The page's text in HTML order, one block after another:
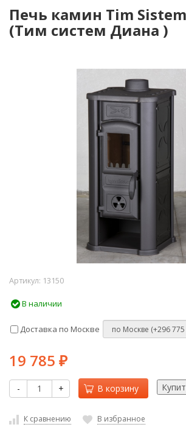
Печь камин Tim
(Тим систем Диана )
Артикул: 13150
В наличии
Доставка по Москве
19 785 ₽
- + В корзину
К сравнению В избранное